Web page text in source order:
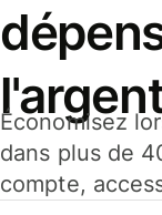
Économisez
dans plus de
compte,